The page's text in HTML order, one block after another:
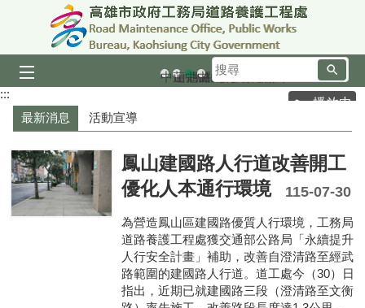
跳到主要內容區塊
搜
尋
播放中
中山四路九重葛圍籬
蓮池潭自行車道俯瞰
中山路九重葛
中山一路
:::
最新消息
活動宣導
鳳山建國路人行道改善開工
優化人本通行環境
115-07-30
為營造鳳山區建國路優質人行環境，工務局
道路養護工程處獲交通部公路局「永續提升
人行安全計畫」補助，改善自澄清路至經武
路範圍的建國路人行道。道工處今（30）日
指出，近期已就建國路三段（澄清路至文衡